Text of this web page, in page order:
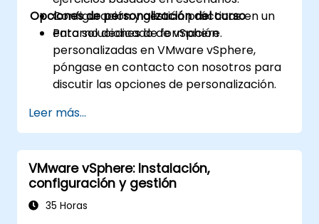
Configuración y gestión prácticas en un
entorno dedicado de vSphere.
Opciones de personalización del curso
Para soluciones de formación
personalizadas en VMware vSphere,
póngase en contacto con nosotros para
discutir las opciones de personalización.
Leer más...
VMware vSphere: Instalación,
configuración y gestión
35 Horas